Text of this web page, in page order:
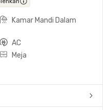
Kamar Mandi Dalam
AC
Meja